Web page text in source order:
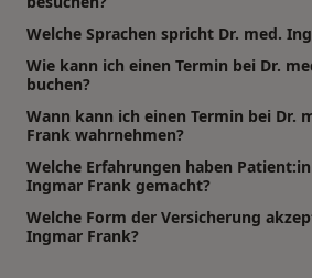
Welche Sprachen spricht Dr. med.
Wie kann ich einen Termin bei Dr.
buchen?
Wann kann ich einen Termin bei Dr.
Frank wahrnehmen?
Welche Erfahrungen haben
Ingmar Frank gemacht?
Welche Form der Versicherung
Ingmar Frank?